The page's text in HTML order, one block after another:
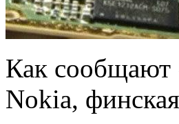
Как сообщают
Nokia,